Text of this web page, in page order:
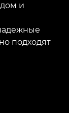
и
подходят